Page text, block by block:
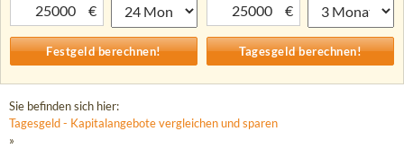
€
€
Sie befinden sich hier:
Tagesgeld - Kapitalangebote vergleichen und sparen
»